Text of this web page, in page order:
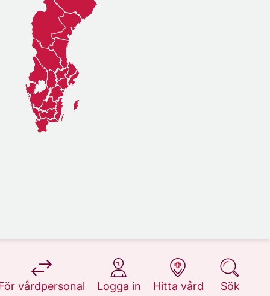
vårdpersonal
på 1177.se
Logga in
på 1177.se
Hitta vård
på 1177.se
Sök
på 1177.se